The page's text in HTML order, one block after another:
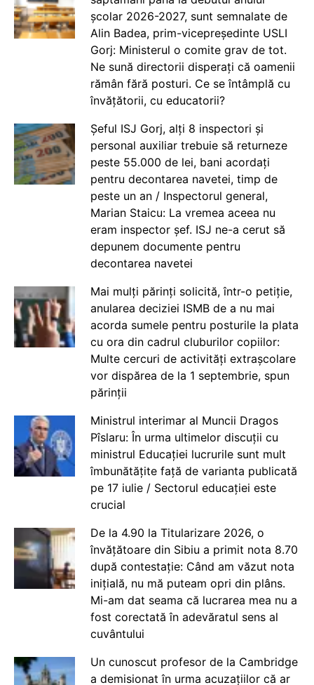
școlar 2026-2027, sunt semnalate de
Alin Badea, prim-vicepreședinte USLI
Gorj: Ministerul o comite grav de tot.
Ne sună directorii disperați că oamenii
rămân fără posturi. Ce se întâmplă cu
învățătorii, cu educatorii?
Șeful ISJ Gorj, alți 8 inspectori și
personal auxiliar trebuie să returneze
peste 55.000 de lei, bani acordați
pentru decontarea navetei, timp de
peste un an / Inspectorul general,
Marian Staicu: La vremea aceea nu
eram inspector șef. ISJ ne-a cerut să
depunem documente pentru
decontarea navetei
Mai mulți părinți solicită, într-o petiție,
anularea deciziei ISMB de a nu mai
acorda sumele pentru posturile la plata
cu ora din cadrul cluburilor copiilor:
Multe cercuri de activități extrașcolare
vor dispărea de la 1 septembrie, spun
părinții
Ministrul interimar al Muncii Dragos
Pîslaru: În urma ultimelor discuții cu
ministrul Educației lucrurile sunt mult
îmbunătățite față de varianta publicată
pe 17 iulie / Sectorul educației este
crucial
De la 4.90 la Titularizare 2026, o
învățătoare din Sibiu a primit nota 8.70
după contestație: Când am văzut nota
inițială, nu mă puteam opri din plâns.
Mi-am dat seama că lucrarea mea nu a
fost corectată în adevăratul sens al
cuvântului
Un cunoscut profesor de la Cambridge
a demisionat în urma acuzațiilor că ar